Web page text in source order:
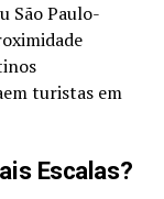
São Paulo-
turistas em
Escalas?